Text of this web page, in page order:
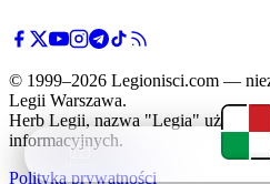
© 1999–2026 Legionisci.com —
Legii Warszawa.
Herb Legii, nazwa "Legia" użyte
informacyjnych.
Polityka prywatności